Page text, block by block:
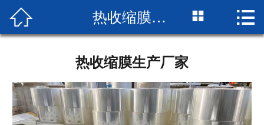
网站首页
成品展示
 热收缩膜生产厂家  
热收缩膜生产厂家